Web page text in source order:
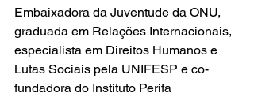
Embaixadora da Juventude da ONU,
graduada em Relações Internacionais,
especialista em Direitos Humanos e
Lutas Sociais pela UNIFESP e co-
fundadora do Instituto Perifa